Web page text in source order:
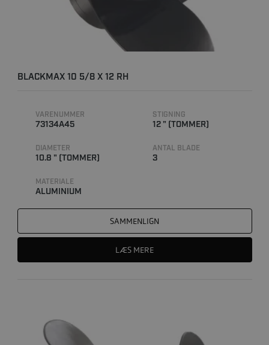
BLACKMAX 10 5/8 X 12 RH
VARENUMMER
73134A45
STIGNING
12 " (TOMMER)
DIAMETER
10.8 " (TOMMER)
ANTAL BLADE
3
MATERIALE
ALUMINIUM
SAMMENLIGN
LÆS MERE